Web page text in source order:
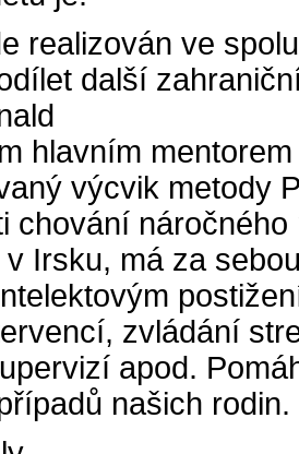
realizován ve
další
hlavním
výcvik metody
chování náročného
Irsku, má za
zvládání
apod.
našich rodin.